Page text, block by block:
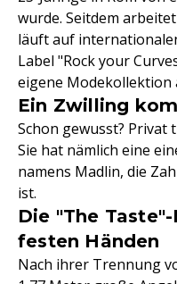
wurde. Seitdem
läuft auf
Label "Rock your
eigene Modekollektion
Ein Zwilling
Schon gewusst?
Sie hat nämlich eine
namens Madlin, die
ist.
Die "The
festen Händen
Nach ihrer Trennung